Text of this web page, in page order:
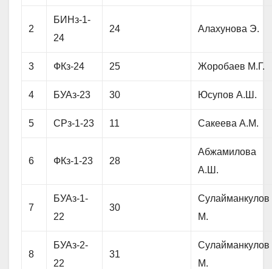
2
БИНз-1-
24
24 Алахунова Э.
3 ФКз-24 25 Жоробаев М.Г.
4 БУАз-23 30 Юсупов А.Ш.
5 СРз-1-23 11 Сакеева А.М.
6 ФКз-1-23 28
Абжамилова
А.Ш.
7
БУАз-1-
22
30
Сулайманкулов
М.
8
БУАз-2-
22
31
Сулайманкулов
М.